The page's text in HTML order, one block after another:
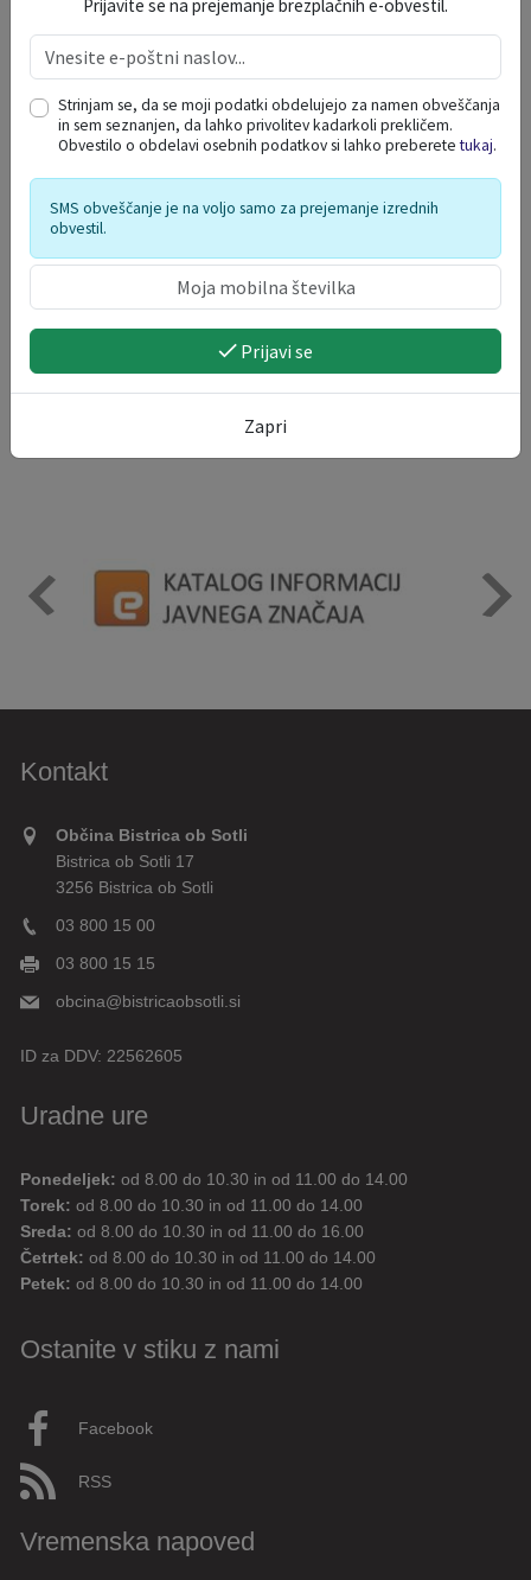
Kontakt
Občina Bistrica ob Sotli
Bistrica ob Sotli 17
3256 Bistrica ob Sotli
03 800 15 00
03 800 15 15
obcina@bistricaobsotli.si
ID za DDV: 22562605
Uradne ure
Ponedeljek: od 8.00 do 10.30 in od 11.00 do 14.00
Torek: od 8.00 do 10.30 in od 11.00 do 14.00
Sreda: od 8.00 do 10.30 in od 11.00 do 16.00
Četrtek: od 8.00 do 10.30 in od 11.00 do 14.00
Petek: od 8.00 do 10.30 in od 11.00 do 14.00
Ostanite v stiku z nami
Facebook
RSS
Vremenska napoved
Digitalni pomočnik
Aktualne novice Aktualne cestne zapore
Dovolilnice za parkiranje
Prijavite se na prejemanje brezplačnih e-obvestil.
Strinjam se, da se moji podatki obdelujejo za namen obveščanja
in sem seznanjen, da lahko privolitev kadarkoli prekličem.
Obvestilo o obdelavi osebnih podatkov si lahko preberetetukaj.
SMS obveščanje je na voljo samo za prejemanje izrednih
obvestil.
Prijavi se
Zapri